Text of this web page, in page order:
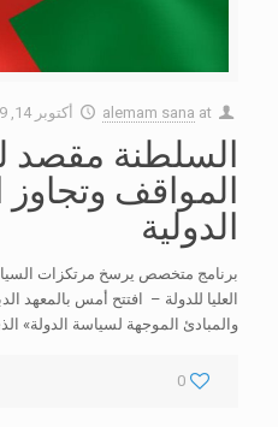
alemam sana at أكتوبر 14, 2019
السلطنة مقصد
المواقف وتجاوز
الدولية
برنامج متخصص يرسخ مرتكزات
العليا للدولة – افتتح أمس بالمعهد
والمبادئ الموجهة لسياسة الدولة»
0